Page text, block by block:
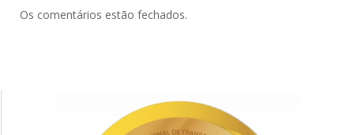
Os comentários estão fechados.